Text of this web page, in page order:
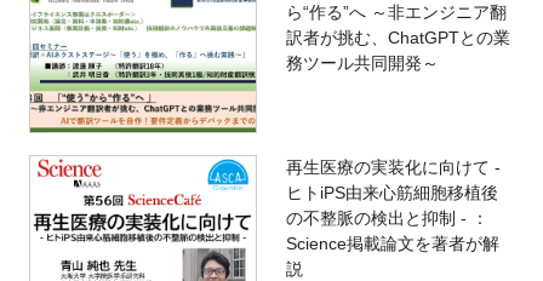
ら“作る”へ ～非エンジニア翻
訳者が挑む、ChatGPTとの業
務ツール共同開発～
再生医療の実装化に向けて -
ヒトiPS由来心筋細胞移植後
の不整脈の検出と抑制 - ：
Science掲載論文を著者が解
説